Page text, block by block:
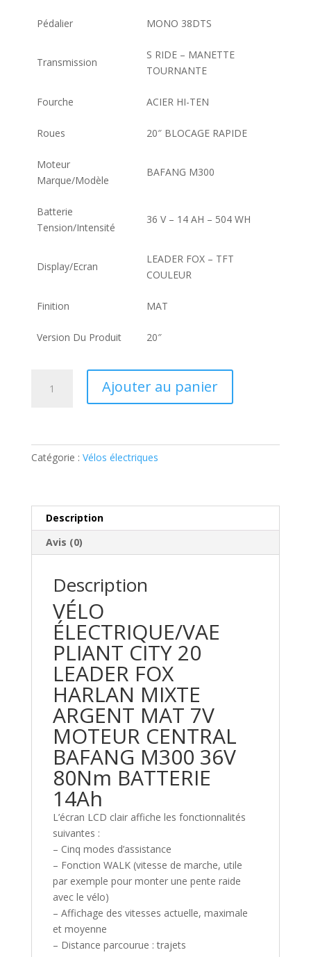
Pédalier MONO 38DTS
Transmission
S RIDE – MANETTE
TOURNANTE
Fourche ACIER HI-TEN
Roues 20″ BLOCAGE RAPIDE
Moteur
Marque/Modèle
BAFANG M300
Batterie
Tension/Intensité
36 V – 14 AH – 504 WH
Display/Ecran
LEADER FOX – TFT
COULEUR
Finition MAT
Version Du Produit 20″
City
central
Ajouter au panier
Catégorie : Vélos électriques
Description
Avis (0)
Description
VÉLO
ÉLECTRIQUE/VAE
PLIANT CITY 20
LEADER FOX
HARLAN MIXTE
ARGENT MAT 7V
MOTEUR CENTRAL
BAFANG M300 36V
80Nm BATTERIE
14Ah
L’écran LCD clair affiche les fonctionnalités
suivantes :
– Cinq modes d’assistance
– Fonction WALK (vitesse de marche, utile
par exemple pour monter une pente raide
avec le vélo)
– Affichage des vitesses actuelle, maximale
et moyenne
– Distance parcourue : trajets